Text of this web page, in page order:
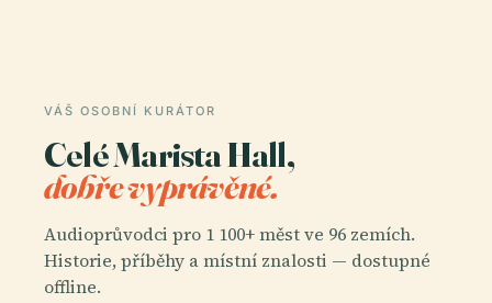
VÁŠ OSOBNÍ KURÁTOR
Celé Marista Hall,
dobře vyprávěné.
Audioprůvodci pro 1 100+ měst ve 96 zemích.
Historie, příběhy a místní znalosti — dostupné
offline.